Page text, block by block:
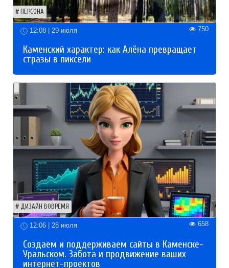
ПЕРСОНА
12:08 | 29 июля 750
Каменский характер: как Алёна превращает
стразы в пиксели
ДИЗАЙН ВОВРЕМЯ
12:06 | 28 июля 658
Создаем и поддерживаем сайты в Каменске-
Уральском. Забота и продвижение ваших
интернет-проектов